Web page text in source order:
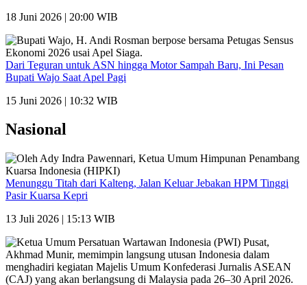
18 Juni 2026 | 20:00 WIB
Dari Teguran untuk ASN hingga Motor Sampah Baru, Ini Pesan
Bupati Wajo Saat Apel Pagi
15 Juni 2026 | 10:32 WIB
Nasional
Menunggu Titah dari Kalteng, Jalan Keluar Jebakan HPM Tinggi
Pasir Kuarsa Kepri
13 Juli 2026 | 15:13 WIB